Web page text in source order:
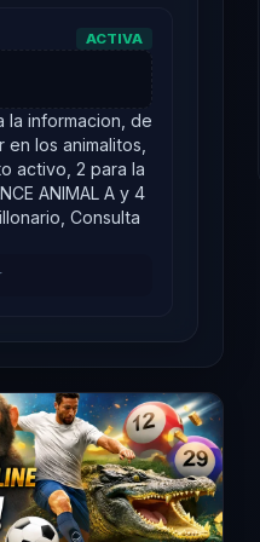
ACTIVA
la informacion, de
los animalitos,
activo, 2 para la
ANIMAL A y 4
Consulta